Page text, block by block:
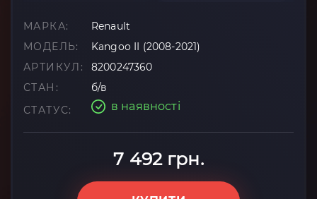
МАРКА:
Renault
МОДЕЛЬ:
Kangoo II (2008-2021)
АРТИКУЛ:
8200247360
СТАН:
б/в
СТАТУС:
в наявності
7 492 грн.